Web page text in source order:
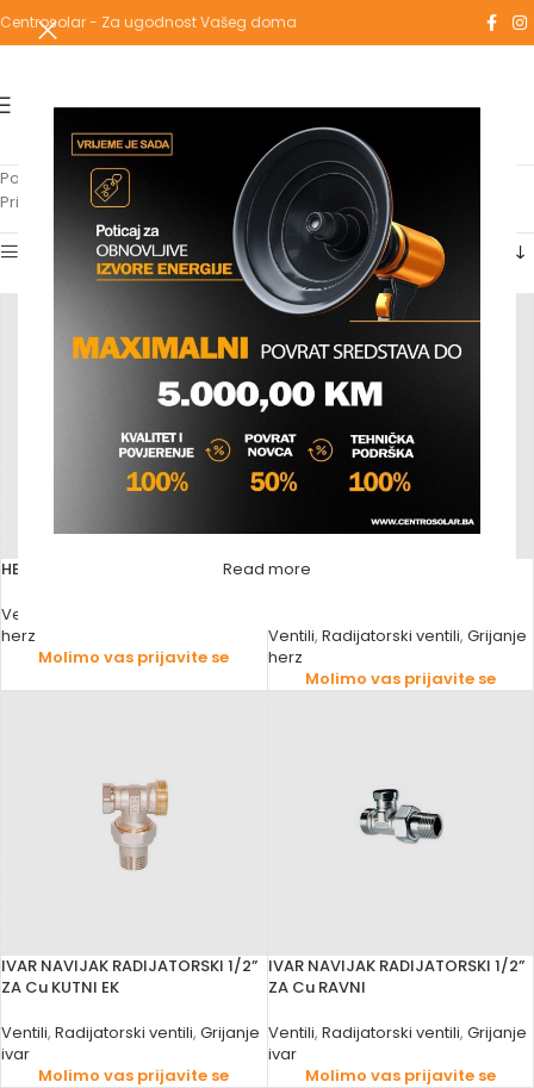
Read more
Centrosolar - Za ugodnost Vašeg doma
Početna Grijanje
Radijatorski ventili
Prikaz 1–12 od 16 rezultata
Show sidebar
HERZ RADIJATORSKI 1/2” KUTNI
Ventili
herz
Molimo vas prijavite se
HERZ VENTIL RADIJATORSKI 1/2”
Ventili, Radijatorski ventili, Grijanje
herz
Molimo vas prijavite se
IVAR NAVIJAK RADIJATORSKI 1/2”
ZA Cu KUTNI EK
Ventili, Radijatorski ventili, Grijanje
ivar
Molimo vas prijavite se
IVAR NAVIJAK RADIJATORSKI 1/2”
ZA Cu RAVNI
Ventili, Radijatorski ventili, Grijanje
ivar
Molimo vas prijavite se